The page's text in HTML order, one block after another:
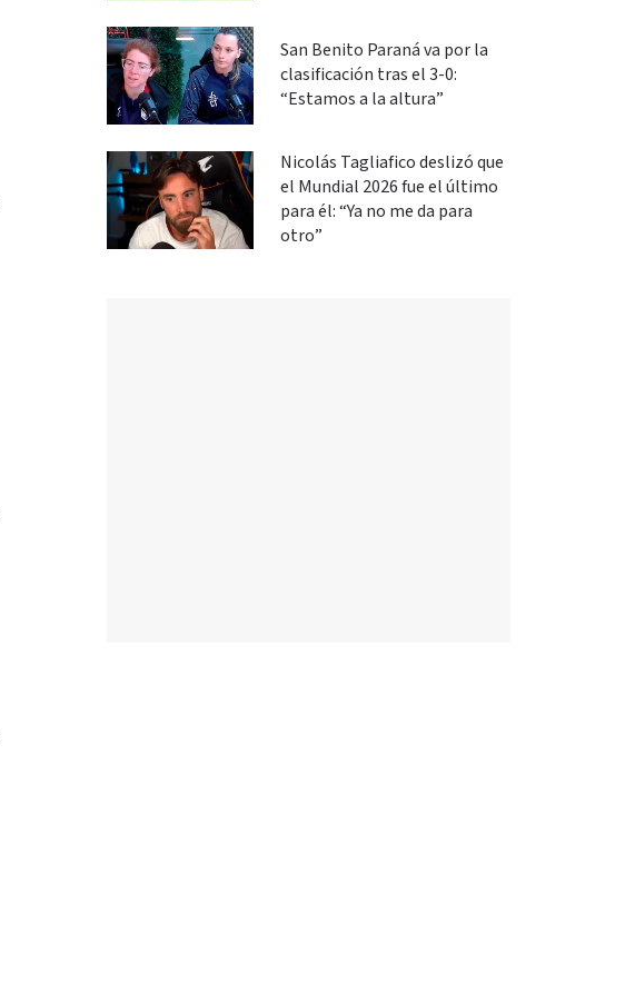
San Benito Paraná va por la
clasificación tras el 3-0:
“Estamos a la altura”
Nicolás Tagliafico deslizó que
el Mundial 2026 fue el último
para él: “Ya no me da para
otro”